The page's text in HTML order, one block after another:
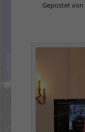
Gepostet von